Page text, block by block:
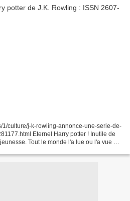
1/culture/j-k-rowling-annonce-une-serie-de-
Eternel Harry potter ! Inutile de
Tout le monde l'a lue ou l'a vue et